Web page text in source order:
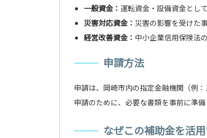
一般資金： 運転資金・設備資金とし
災害対応資金： 災害の影響を受けた
経営改善資金： 中小企業信用保険法
申請方法
申請は、岡崎市内の指定金融機関（例
申請のために、必要な書類を事前に準備
なぜこの補助金を活